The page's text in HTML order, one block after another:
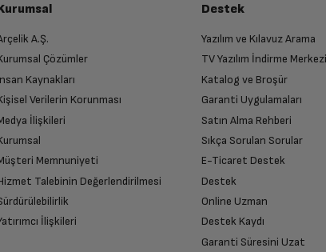
Kolay Temizleme Var
Servise Teslim Edin
ve hasarsız olarak faturası ile birlikte yetkili servise teslim edin.
Onaylansın
gerekli kontrolleri sağladıktan sonra İade süreciniz tamamlanacaktır.
A.Ş.
Çözümler
Kaynakları
Verilerin Korunması
İlişkileri
Memnuniyeti
Talebinin Değerlendirilmesi
İlişkileri
Destek
Yazılım ve Kılavuz Arama
TV Yazılım İndirme Merkezi
Katalog ve Broşür
Garanti Uygulamaları
Satın Alma Rehberi
Sıkça Sorulan Sorular
E-Ticaret Destek
Destek
Online Uzman
Destek Kaydı
Garanti Süresini Uzat